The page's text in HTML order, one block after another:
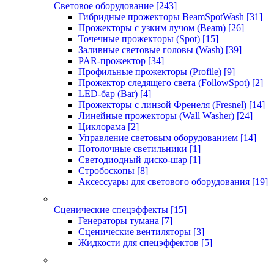
Световое оборудование [243]
Гибридные прожекторы BeamSpotWash [31]
Прожекторы с узким лучом (Beam) [26]
Точечные прожекторы (Spot) [15]
Заливные световые головы (Wash) [39]
PAR-прожектор [34]
Профильные прожекторы (Profile) [9]
Прожектор следящего света (FollowSpot) [2]
LED-бар (Bar) [4]
Прожекторы с линзой Френеля (Fresnel) [14]
Линейные прожекторы (Wall Washer) [24]
Циклорама [2]
Управление световым оборудованием [14]
Потолочные светильники [1]
Светодиодный диско-шар [1]
Стробоскопы [8]
Аксессуары для светового оборудования [19]
Сценические спецэффекты [15]
Генераторы тумана [7]
Сценические вентиляторы [3]
Жидкости для спецэффектов [5]